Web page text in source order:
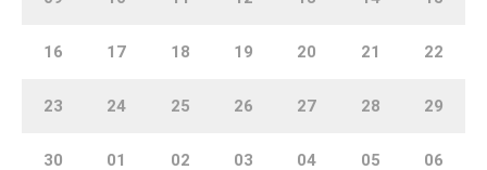
16 17 18 19 20 21 22
23 24 25 26 27 28 29
30 01 02 03 04 05 06